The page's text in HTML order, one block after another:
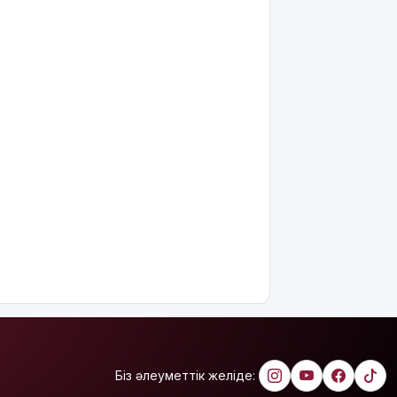
үшін
қамауға
Біз әлеуметтік желіде: